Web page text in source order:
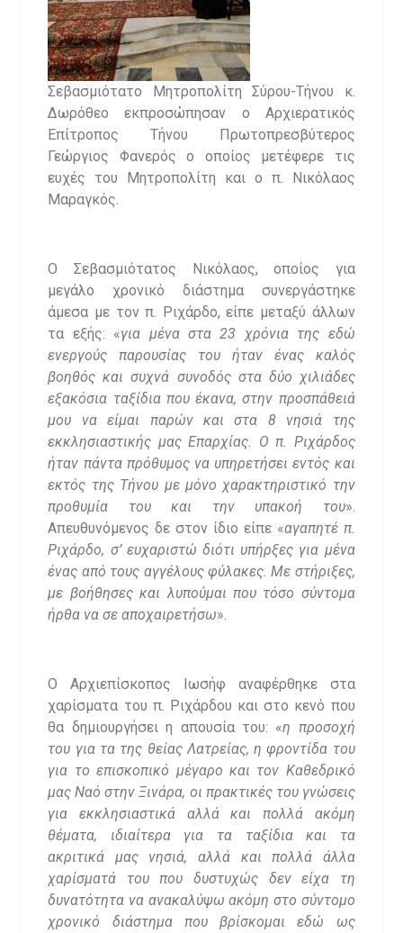
Σεβασμιότατο Μητροπολίτη Σύρου-Τήνου κ.
Δωρόθεο εκπροσώπησαν ο Αρχιερατικός
Επίτροπος Τήνου Πρωτοπρεσβύτερος
Γεώργιος Φανερός ο οποίος μετέφερε τις
ευχές του Μητροπολίτη και ο π. Νικόλαος
Μαραγκός.
Ο Σεβασμιότατος Νικόλαος, οποίος για
μεγάλο χρονικό διάστημα συνεργάστηκε
άμεσα με τον π. Ριχάρδο, είπε μεταξύ άλλων
τα εξής: «για μένα στα 23 χρόνια της εδώ
ενεργούς παρουσίας του ήταν ένας καλός
βοηθός και συχνά συνοδός στα δύο χιλιάδες
εξακόσια ταξίδια που έκανα, στην προσπάθειά
μου να είμαι παρών και στα 8 νησιά της
εκκλησιαστικής μας Επαρχίας. Ο π. Ριχάρδος
ήταν πάντα πρόθυμος να υπηρετήσει εντός και
εκτός της Τήνου με μόνο χαρακτηριστικό την
προθυμία του και την υπακοή του».
Απευθυνόμενος δε στον ίδιο είπε «αγαπητέ π.
Ριχάρδο, σ’ ευχαριστώ διότι υπήρξες για μένα
ένας από τους αγγέλους φύλακες. Με στήριξες,
με βοήθησες και λυπούμαι που τόσο σύντομα
ήρθα να σε αποχαιρετήσω».
Ο Αρχιεπίσκοπος Ιωσήφ αναφέρθηκε στα
χαρίσματα του π. Ριχάρδου και στο κενό που
θα δημιουργήσει η απουσία του: «η προσοχή
του για τα της θείας Λατρείας, η φροντίδα του
για το επισκοπικό μέγαρο και τον Καθεδρικό
μας Ναό στην Ξινάρα, οι πρακτικές του γνώσεις
για εκκλησιαστικά αλλά και πολλά ακόμη
θέματα, ιδιαίτερα για τα ταξίδια και τα
ακριτικά μας νησιά, αλλά και πολλά άλλα
χαρίσματά του που δυστυχώς δεν είχα τη
δυνατότητα να ανακαλύψω ακόμη στο σύντομο
χρονικό διάστημα που βρίσκομαι εδώ ως